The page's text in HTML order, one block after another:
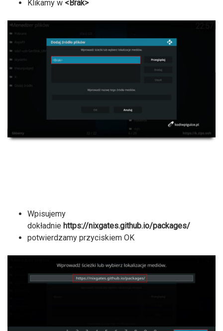
Klikamy w <Brak>
Wpisujemy
dokładnie https://nixgates.github.io/packages/
potwierdzamy przyciskiem OK